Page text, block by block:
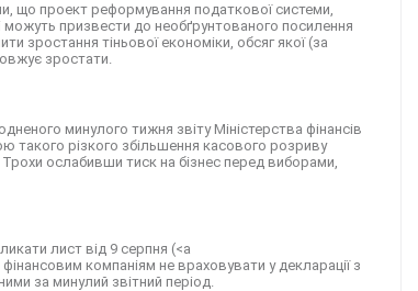
що проект реформування податкової системи,
призвести до необґрунтованого посилення
зростання тіньової економіки, обсяг якої (за
зростати.
минулого тижня звіту Міністерства фінансів
такого різкого збільшення касового розриву
ослабивши тиск на бізнес перед виборами,
лист від 9 серпня (<a
компаніям не враховувати у декларації з
за минулий звітний період.